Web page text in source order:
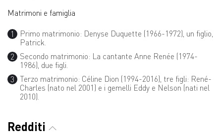
Matrimoni e famiglia
Primo matrimonio: Denyse Duquette (1966-1972), un figlio,
Patrick.
Secondo matrimonio: La cantante Anne Renée (1974-
1986), due figli.
Terzo matrimonio: Céline Dion (1994-2016), tre figli: René-
Charles (nato nel 2001) e i gemelli Eddy e Nelson (nati nel
2010).
Redditi